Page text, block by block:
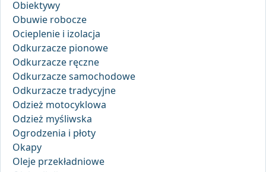
Obiektywy
Obuwie robocze
Ocieplenie i izolacja
Odkurzacze pionowe
Odkurzacze ręczne
Odkurzacze samochodowe
Odkurzacze tradycyjne
Odzież motocyklowa
Odzież myśliwska
Ogrodzenia i płoty
Okapy
Oleje przekładniowe